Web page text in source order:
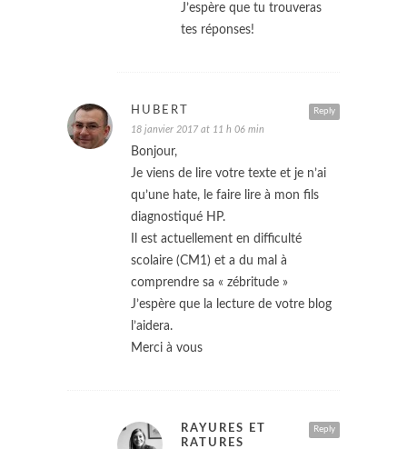
J’espère que tu trouveras
tes réponses!
Reply
HUBERT
18 janvier 2017 at 11 h 06 min
Bonjour,
Je viens de lire votre texte et je n’ai
qu’une hate, le faire lire à mon fils
diagnostiqué HP.
Il est actuellement en difficulté
scolaire (CM1) et a du mal à
comprendre sa « zébritude »
J’espère que la lecture de votre blog
l’aidera.
Merci à vous
Reply
RAYURES ET
RATURES